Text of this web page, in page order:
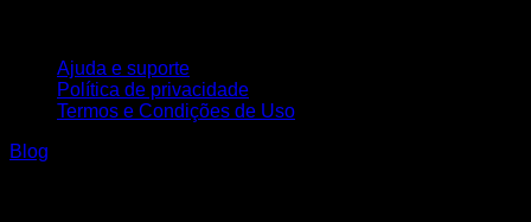
Ajuda e suporte
Política de privacidade
Termos e Condições de Uso
Blog